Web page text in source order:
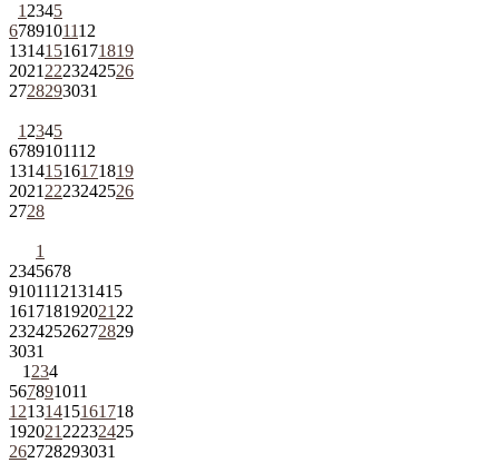
1 2345
6789101112
13141516171819
2021 2223242526
2728293031
1 2345
6789101112
13141516171819
2021 2223242526
2728
1
2345678
9101112131415
161718192021 22
23242526272829
3031
1 234
567891011
12131415161718
192021 22232425
262728293031